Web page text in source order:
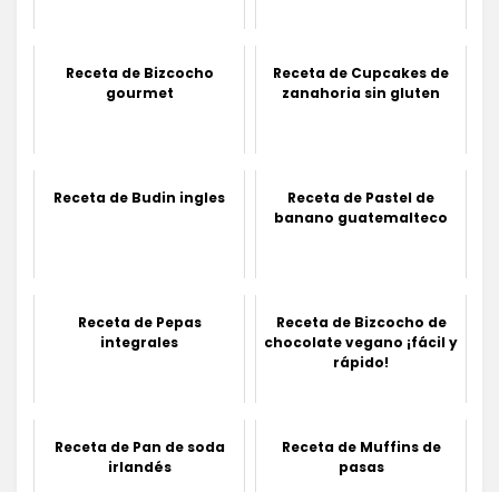
Receta de Bizcocho
gourmet
Receta de Cupcakes de
zanahoria sin gluten
Receta de Budin ingles
Receta de Pastel de
banano guatemalteco
Receta de Pepas
integrales
Receta de Bizcocho de
chocolate vegano ¡fácil y
rápido!
Receta de Pan de soda
irlandés
Receta de Muffins de
pasas